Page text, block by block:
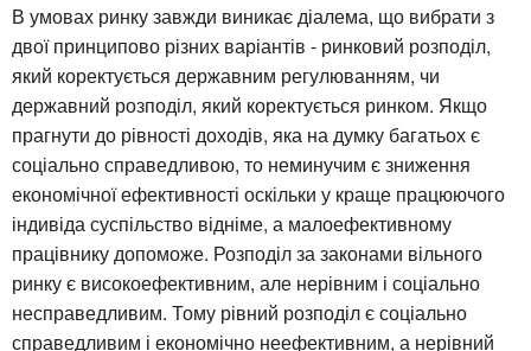
В умовах ринку завжди виникає діалема, що вибрати з
двої принципово різних варіантів - ринковий розподіл,
який коректується державним регулюванням, чи
державний розподіл, який коректується ринком. Якщо
прагнути до рівності доходів, яка на думку багатьох є
соціально справедливою, то неминучим є зниження
економічної ефективності оскільки у краще працюючого
індивіда суспільство відніме, а малоефективному
працівнику допоможе. Розподіл за законами вільного
ринку є високоефективним, але нерівним і соціально
несправедливим. Тому рівний розподіл є соціально
справедливим і економічно неефективним, а нерівний